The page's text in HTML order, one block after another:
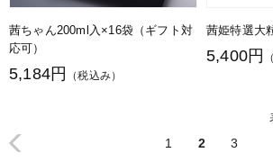
茜ちゃん200ml入×16袋（ギフト対
応可）
5,184円 （税込み）
茜姫特選大
5,400円
1
2 3